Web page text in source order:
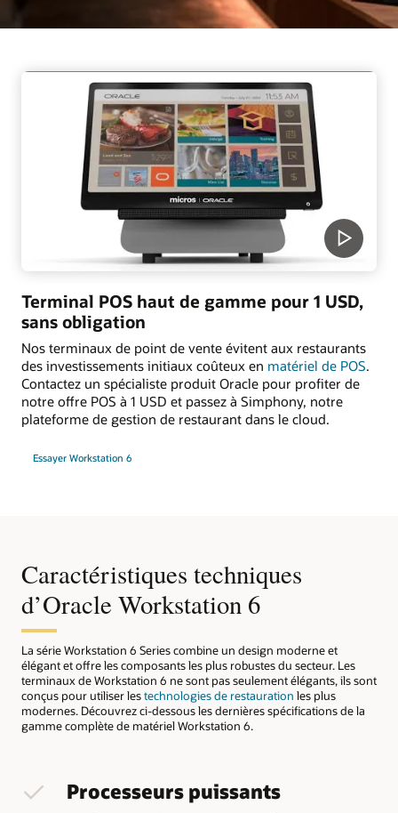
Terminal POS haut de gamme pour 1 USD,
sans obligation
Nos terminaux de point de vente évitent aux restaurants
des investissements initiaux coûteux en matériel de POS.
Contactez un spécialiste produit Oracle pour profiter de
notre offre POS à 1 USD et passez à Simphony, notre
plateforme de gestion de restaurant dans le cloud.
Essayer Workstation 6
Caractéristiques techniques
d’Oracle Workstation 6
La série Workstation 6 Series combine un design moderne et
élégant et offre les composants les plus robustes du secteur. Les
terminaux de Workstation 6 ne sont pas seulement élégants, ils sont
conçus pour utiliser lestechnologies de restauration les plus
modernes. Découvrez ci-dessous les dernières spécifications de la
gamme complète de matériel Workstation 6.
Processeurs puissants